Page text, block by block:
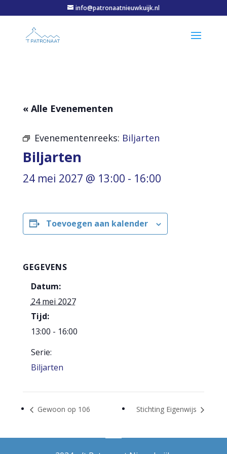
info@patronaatnieuwkuijk.nl
« Alle Evenementen
Evenementenreeks: Biljarten
Biljarten
24 mei 2027 @ 13:00 - 16:00
Toevoegen aan kalender
GEGEVENS
Datum:
24 mei 2027
Tijd:
13:00 - 16:00
Serie:
Biljarten
Gewoon op 106 Stichting Eigenwijs